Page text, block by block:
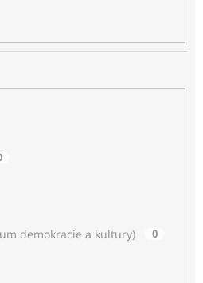
demokracie a kultury) 0